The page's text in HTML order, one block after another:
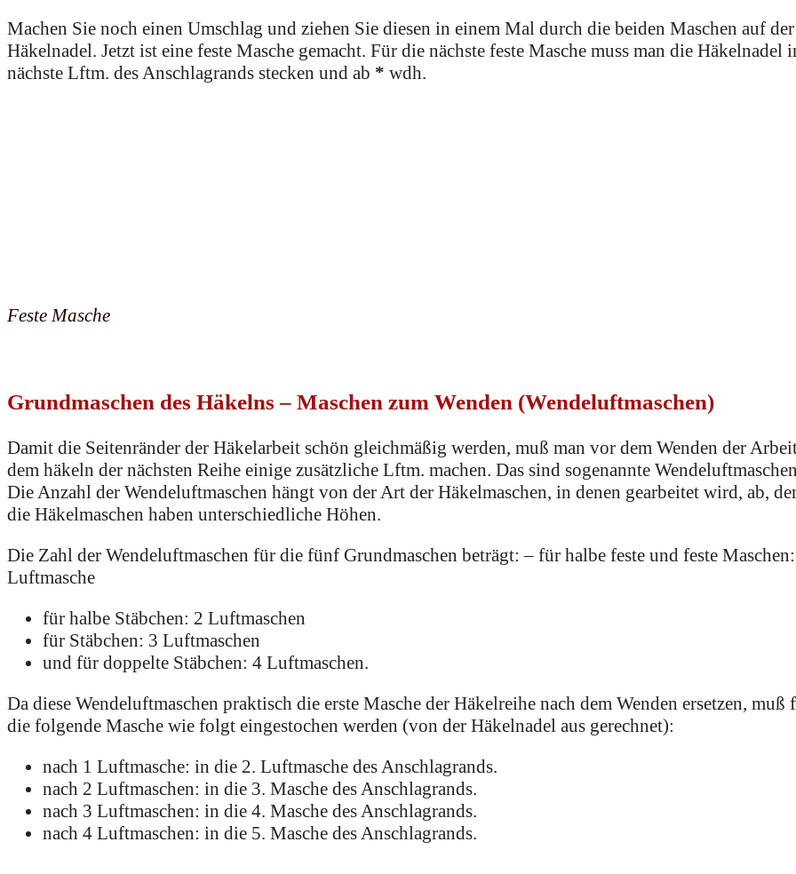
Machen Sie noch einen Umschlag und ziehen Sie diesen in einem Mal durch die beiden Maschen auf der
Häkelnadel. Jetzt ist eine feste Masche gemacht. Für die nächste feste Masche muss man die Häkelnadel
nächste Lftm. des Anschlagrands stecken und ab * wdh.
Feste Masche
Grundmaschen des Häkelns – Maschen zum Wenden (Wendeluftmaschen)
Damit die Seitenränder der Häkelarbeit schön gleichmäßig werden, muß man vor dem Wenden der
dem häkeln der nächsten Reihe einige zusätzliche Lftm. machen. Das sind sogenannte
Die Anzahl der Wendeluftmaschen hängt von der Art der Häkelmaschen, in denen gearbeitet wird, ab,
die Häkelmaschen haben unterschiedliche Höhen.
Die Zahl der Wendeluftmaschen für die fünf Grundmaschen beträgt: – für halbe feste und feste Maschen:
Luftmasche
für halbe Stäbchen: 2 Luftmaschen
für Stäbchen: 3 Luftmaschen
und für doppelte Stäbchen: 4 Luftmaschen.
Da diese Wendeluftmaschen praktisch die erste Masche der Häkelreihe nach dem Wenden ersetzen, muß
die folgende Masche wie folgt eingestochen werden (von der Häkelnadel aus gerechnet):
nach 1 Luftmasche: in die 2. Luftmasche des Anschlagrands.
nach 2 Luftmaschen: in die 3. Masche des Anschlagrands.
nach 3 Luftmaschen: in die 4. Masche des Anschlagrands.
nach 4 Luftmaschen: in die 5. Masche des Anschlagrands.